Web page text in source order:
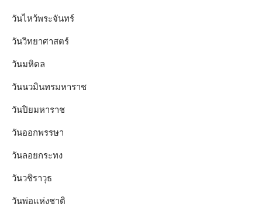
วันไหว้พระจันทร์​
วันวิทยาศาสตร์
วันมหิดล
วันนวมินทรมหาราช
วันปิยมหาราช
วันออกพรรษา
วันลอยกระทง
วันวชิราวุธ
วันพ่อแห่งชาติ